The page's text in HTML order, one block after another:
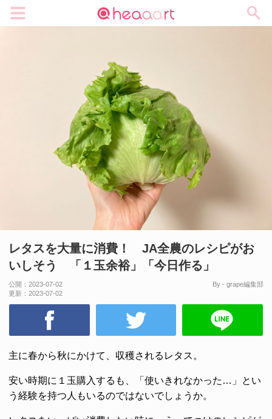
レタスを大量に消費！ JA全農のレシピがお
いしそう 「１玉余裕」「今日作る」
公開： 2023-07-02
更新： 2023-07-02
By - grape編集部
主に春から秋にかけて、収穫されるレタス。
安い時期に１玉購入するも、「使いきれなかった…」とい
う経験を持つ人もいるのではないでしょうか。